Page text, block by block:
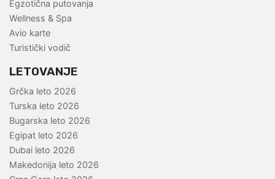
Egzotična putovanja
Wellness & Spa
Avio karte
Turistički vodič
LETOVANJE
Grčka leto 2026
Turska leto 2026
Bugarska leto 2026
Egipat leto 2026
Dubai leto 2026
Makedonija leto 2026